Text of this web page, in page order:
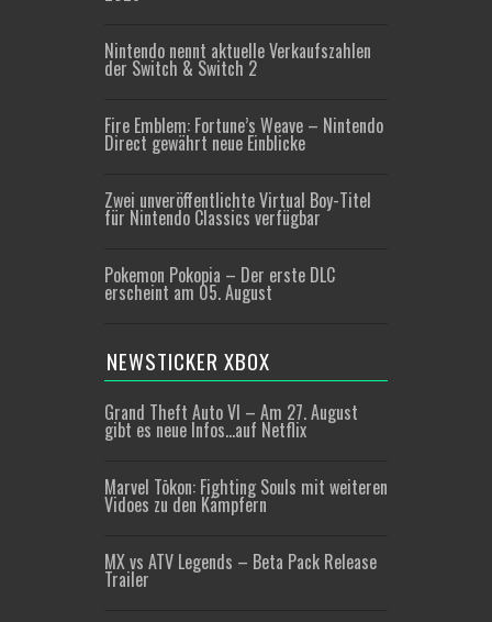
Nintendo nennt aktuelle Verkaufszahlen
der Switch & Switch 2
Fire Emblem: Fortune’s Weave – Nintendo
Direct gewährt neue Einblicke
Zwei unveröffentlichte Virtual Boy-Titel
für Nintendo Classics verfügbar
Pokemon Pokopia – Der erste DLC
erscheint am 05. August
NEWSTICKER XBOX
Grand Theft Auto VI – Am 27. August
gibt es neue Infos…auf Netflix
Marvel Tōkon: Fighting Souls mit weiteren
Vidoes zu den Kämpfern
MX vs ATV Legends – Beta Pack Release
Trailer